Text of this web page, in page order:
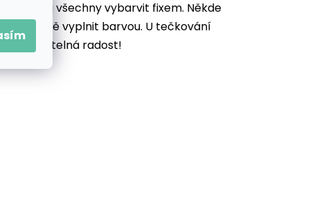
potřeba všechny vybarvit fixem. Někde
důkladně vyplnit barvou. U tečkování
neuvěřitelná radost!